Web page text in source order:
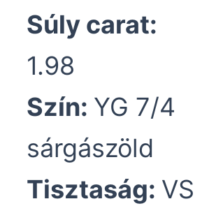
Súly carat:
1.98
Szín: YG 7/4
sárgászöld
Tisztaság: VS